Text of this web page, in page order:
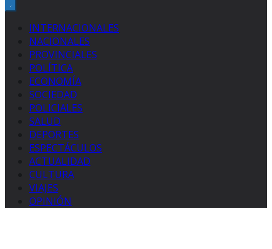
INTERNACIONALES
NACIONALES
PROVINCIALES
POLÍTICA
ECONOMÍA
SOCIEDAD
POLICIALES
SALUD
DEPORTES
ESPECTÁCULOS
ACTUALIDAD
CULTURA
VIAJES
OPINIÓN